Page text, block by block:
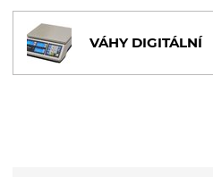
VÁHY DIGITÁLNÍ